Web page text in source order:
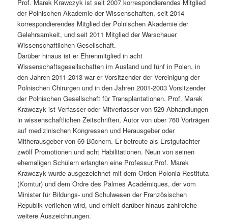
Prof. Marek Krawczyk ist seit 2007 korrespondierendes Mitglied
der Polnischen Akademie der Wissenschaften, seit 2014
korrespondierendes Mitglied der Polnischen Akademie der
Gelehrsamkeit, und seit 2011 Mitglied der Warschauer
Wissenschaftlichen Gesellschaft.
Darüber hinaus ist er Ehrenmitglied in acht
Wissenschaftsgesellschaften im Ausland und fünf in Polen, in
den Jahren 2011-2013 war er Vorsitzender der Vereinigung der
Polnischen Chirurgen und in den Jahren 2001-2003 Vorsitzender
der Polnischen Gesellschaft für Transplantationen. Prof. Marek
Krawczyk ist Verfasser oder Mitverfasser von 529 Abhandlungen
in wissenschaftlichen Zeitschriften, Autor von über 760 Vorträgen
auf medizinischen Kongressen und Herausgeber oder
Mitherausgeber von 69 Büchern. Er betreute als Erstgutachter
zwölf Promotionen und acht Habilitationen. Neun von seinen
ehemaligen Schülern erlangten eine Professur.Prof. Marek
Krawczyk wurde ausgezeichnet mit dem Orden Polonia Restituta
(Komtur) und dem Ordre des Palmes Académiques, der vom
Minister für Bildungs- und Schulwesen der Französischen
Republik verliehen wird, und erhielt darüber hinaus zahlreiche
weitere Auszeichnungen.